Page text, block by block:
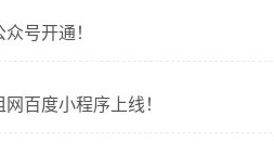
号开通！
百度小程序上线！